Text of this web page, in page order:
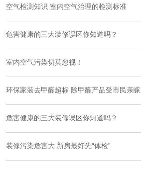
空气检测知识 室内空气治理的检测标准
危害健康的三大装修误区你知道吗？
室内空气污染切莫忽视！
环保家装去甲醛超标 除甲醛产品受市民亲睐
危害健康的三大装修误区你知道吗？
装修污染危害大 新房最好先“体检”